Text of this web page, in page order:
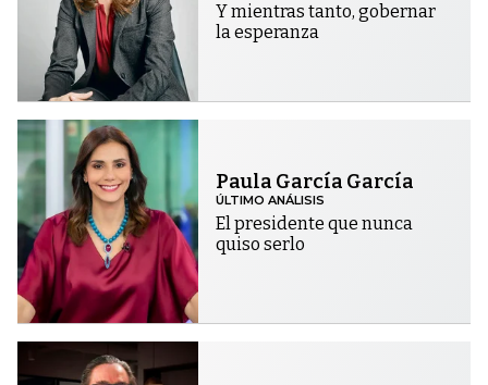
Y mientras tanto, gobernar
la esperanza
Paula García García
ÚLTIMO ANÁLISIS
El presidente que nunca
quiso serlo